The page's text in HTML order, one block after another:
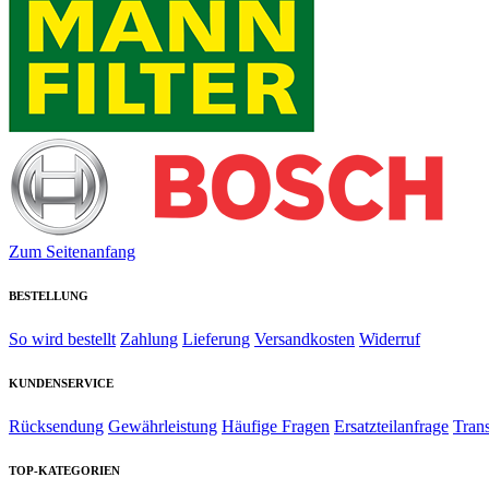
Zum Seitenanfang
BESTELLUNG
So wird bestellt Zahlung Lieferung Versandkosten Widerruf
KUNDENSERVICE
Rücksendung Gewährleistung Häufige Fragen Ersatzteilanfrage
TOP-KATEGORIEN